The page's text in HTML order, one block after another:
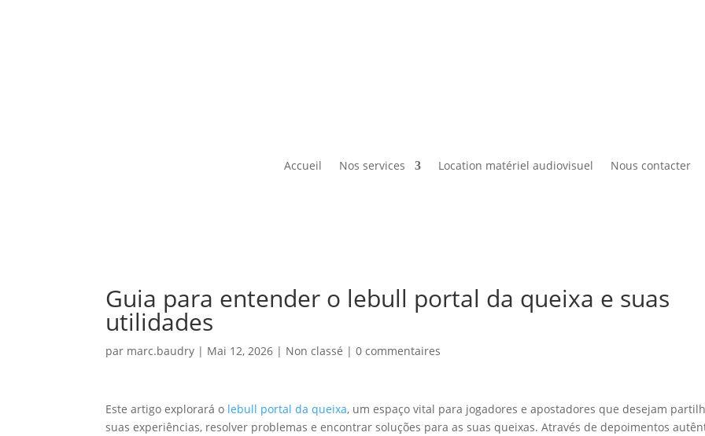
Accueil Nos services Location matériel audiovisuel Nous contacter
Guia para entender o lebull portal da queixa e suas
utilidades
par marc.baudry | Mai 12, 2026 | Non classé |0 commentaires
Este artigo explorará o lebull portal da queixa, um espaço vital para jogadores e apostadores que desejam
suas experiências, resolver problemas e encontrar soluções para as suas queixas. Através de depoimentos